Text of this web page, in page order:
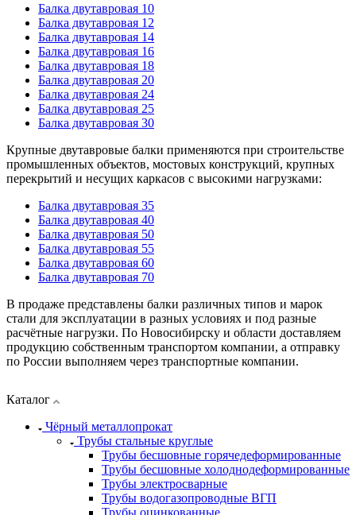
Балка двутавровая 10
Балка двутавровая 12
Балка двутавровая 14
Балка двутавровая 16
Балка двутавровая 18
Балка двутавровая 20
Балка двутавровая 24
Балка двутавровая 25
Балка двутавровая 30
Крупные двутавровые балки применяются при строительстве
промышленных объектов, мостовых конструкций, крупных
перекрытий и несущих каркасов с высокими нагрузками:
Балка двутавровая 35
Балка двутавровая 40
Балка двутавровая 50
Балка двутавровая 55
Балка двутавровая 60
Балка двутавровая 70
В продаже представлены балки различных типов и марок
стали для эксплуатации в разных условиях и под разные
расчётные нагрузки. По Новосибирску и области доставляем
продукцию собственным транспортом компании, а отправку
по России выполняем через транспортные компании.
Каталог
Чёрный металлопрокат
Трубы стальные круглые
Трубы бесшовные горячедеформированные
Трубы бесшовные холоднодеформированные
Трубы электросварные
Трубы водогазопроводные ВГП
Трубы оцинкованные